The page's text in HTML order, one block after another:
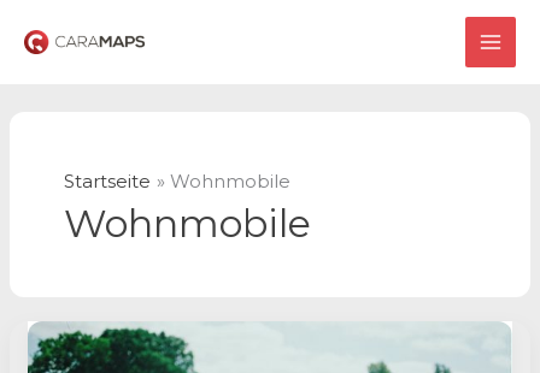
Inhalt
Startseite Wohnmobile
Wohnmobile